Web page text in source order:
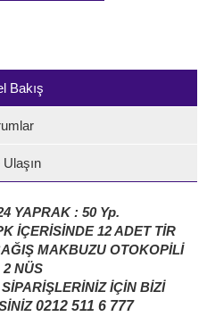
Bakış
YAPRAK : 50 Yp.
İÇERİSİNDE 12 ADET TİR
MAKBUZU OTOKOPİLİ
2 NÜS
İÇİN BİZİ
0212 511 6 777